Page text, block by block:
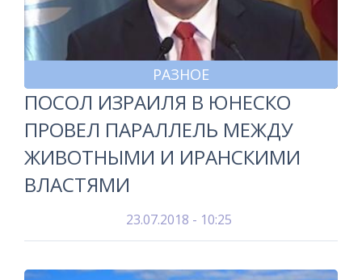
РАЗНОЕ
ПОСОЛ ИЗРАИЛЯ В ЮНЕСКО
ПРОВЕЛ ПАРАЛЛЕЛЬ МЕЖДУ
ЖИВОТНЫМИ И ИРАНСКИМИ
ВЛАСТЯМИ
23.07.2018 - 10:25